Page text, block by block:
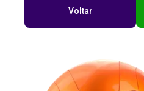
Voltar